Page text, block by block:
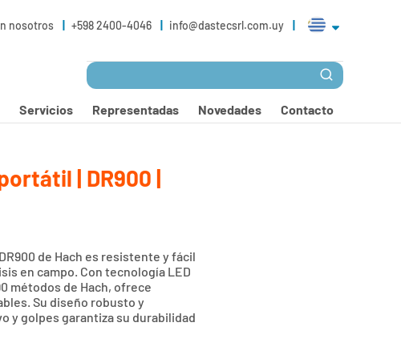
nosotros +598 2400-4046 info@dastecsrl.com.uy
Servicios Representadas Novedades Contacto
| DR900 |
de Hach es resistente y fácil
en campo. Con tecnología LED
métodos de Hach, ofrece
Su diseño robusto y
y golpes garantiza su durabilidad